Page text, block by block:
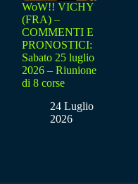
WoW!! VICHY
(FRA) –
COMMENTI E
PRONOSTICI:
Sabato 25 luglio
2026 – Riunione
di 8 corse
24 Luglio
2026